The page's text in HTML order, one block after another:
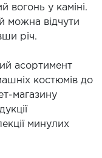
вогонь у каміні.
можна відчути
річ.
асортимент
костюмів до
магазину
минулих